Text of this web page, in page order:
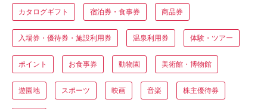
カタログギフト 宿泊券・食事券 商品券
入場券・優待券・施設利用券 温泉利用券 体験・ツアー
ポイント お食事券 動物園 美術館・博物館
遊園地 スポーツ 映画 音楽 株主優待券